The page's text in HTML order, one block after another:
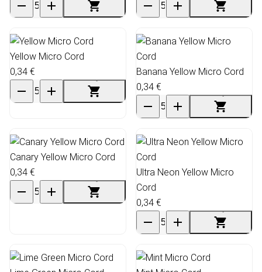
Yellow Micro Cord
0,34 €
Banana Yellow Micro Cord
0,34 €
Canary Yellow Micro Cord
0,34 €
Ultra Neon Yellow Micro
Cord
0,34 €